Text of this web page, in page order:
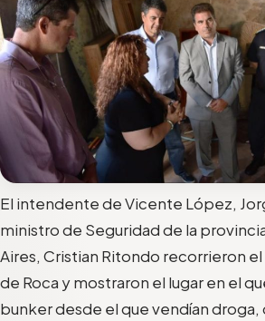
El intendente de Vicente López,
ministro de Seguridad de la
Aires, Cristian Ritondo recorrieron el
de Roca y mostraron el lugar en el
bunker desde el que vendían droga,